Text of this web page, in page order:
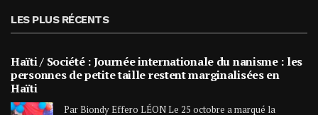
LES PLUS RÉCENTS
Haïti / Société : Journée internationale du nanisme : les
personnes de petite taille restent marginalisées en
Haïti
Par Biondy Effero LÉON Le 25 octobre a marqué la